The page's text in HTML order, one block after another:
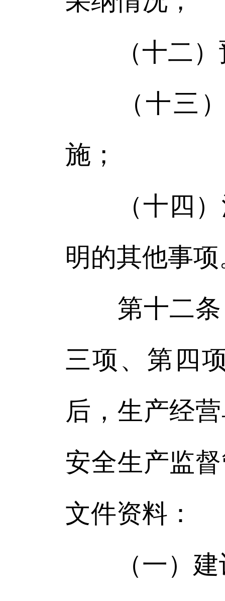
（十二）
（十三）
施；
（十四）
明的其他事
第十二条
三项、第四
后，生产经
安全生产监
文件资料：
（一）建